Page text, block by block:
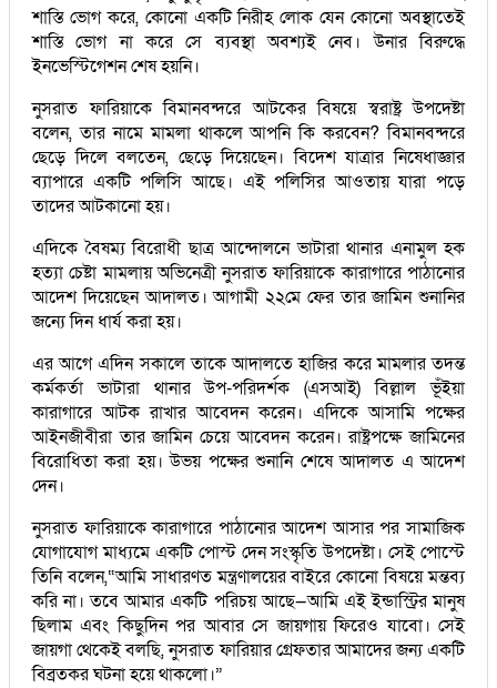
শাস্তি ভোগ করে, কোনো একটি নিরীহ লোক যেন কোনো অবস্থাতেই
শাস্তি ভোগ না করে সে ব্যবস্থা অবশ্যই নেব। উনার বিরুদ্ধে
ইনভেস্টিগেশন শেষ হয়নি।
নুসরাত ফারিয়াকে বিমানবন্দরে আটকের বিষয়ে স্বরাষ্ট্র উপদেষ্টা
বলেন, তার নামে মামলা থাকলে আপনি কি করবেন? বিমানবন্দরে
ছেড়ে দিলে বলতেন, ছেড়ে দিয়েছেন। বিদেশ যাত্রার নিষেধাজ্ঞার
ব্যাপারে একটি পলিসি আছে। এই পলিসির আওতায় যারা পড়ে
তাদের আটকানো হয়।
এদিকে বৈষম্য বিরোধী ছাত্র আন্দোলনে ভাটারা থানার এনামুল হক
হত্যা চেষ্টা মামলায় অভিনেত্রী নুসরাত ফারিয়াকে কারাগারে পাঠানোর
আদেশ দিয়েছেন আদালত। আগামী ২২মে ফের তার জামিন শুনানির
জন্যে দিন ধার্য করা হয়।
এর আগে এদিন সকালে তাকে আদালতে হাজির করে মামলার তদন্ত
কর্মকর্তা ভাটারা থানার উপ-পরিদর্শক (এসআই) বিল্লাল ভূঁইয়া
কারাগারে আটক রাখার আবেদন করেন। এদিকে আসামি পক্ষের
আইনজীবীরা তার জামিন চেয়ে আবেদন করেন। রাষ্ট্রপক্ষে জামিনের
বিরোধিতা করা হয়। উভয় পক্ষের শুনানি শেষে আদালত এ আদেশ
দেন।
নুসরাত ফারিয়াকে কারাগারে পাঠানোর আদেশ আসার পর সামাজিক
যোগাযোগ মাধ্যমে একটি পোস্ট দেন সংস্কৃতি উপদেষ্টা। সেই পোস্টে
তিনি বলেন,“আমি সাধারণত মন্ত্রণালয়ের বাইরে কোনো বিষয়ে মন্তব্য
করি না। তবে আমার একটি পরিচয় আছে—আমি এই ইন্ডাস্ট্রির মানুষ
ছিলাম এবং কিছুদিন পর আবার সে জায়গায় ফিরেও যাবো। সেই
জায়গা থেকেই বলছি, নুসরাত ফারিয়ার গ্রেফতার আমাদের জন্য একটি
বিব্রতকর ঘটনা হয়ে থাকলো।”